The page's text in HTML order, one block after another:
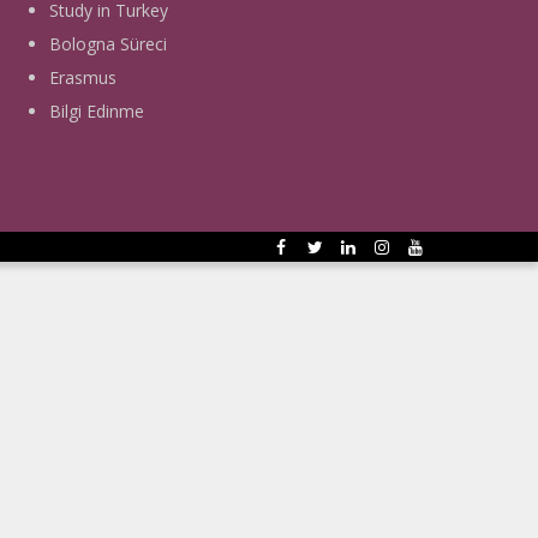
Study in Turkey
Bologna Süreci
Erasmus
Bilgi Edinme